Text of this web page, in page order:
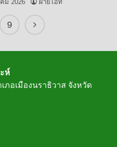
ม 2026 ฝ่ายไอที
9
ห์
ภอเมืองนราธิวาส จังหวัด